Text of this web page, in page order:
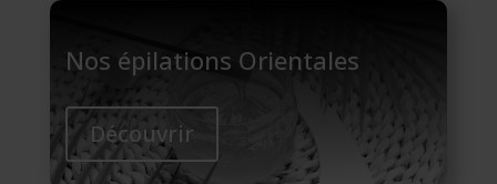
Nos épilations Orientales
Découvrir